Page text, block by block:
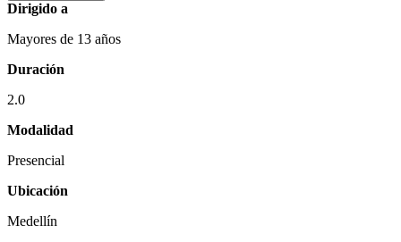
Dirigido a
Mayores de 13 años
Duración
2.0
Modalidad
Presencial
Ubicación
Medellín